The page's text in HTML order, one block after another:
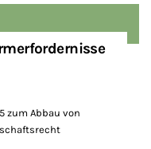
zum Abbau von